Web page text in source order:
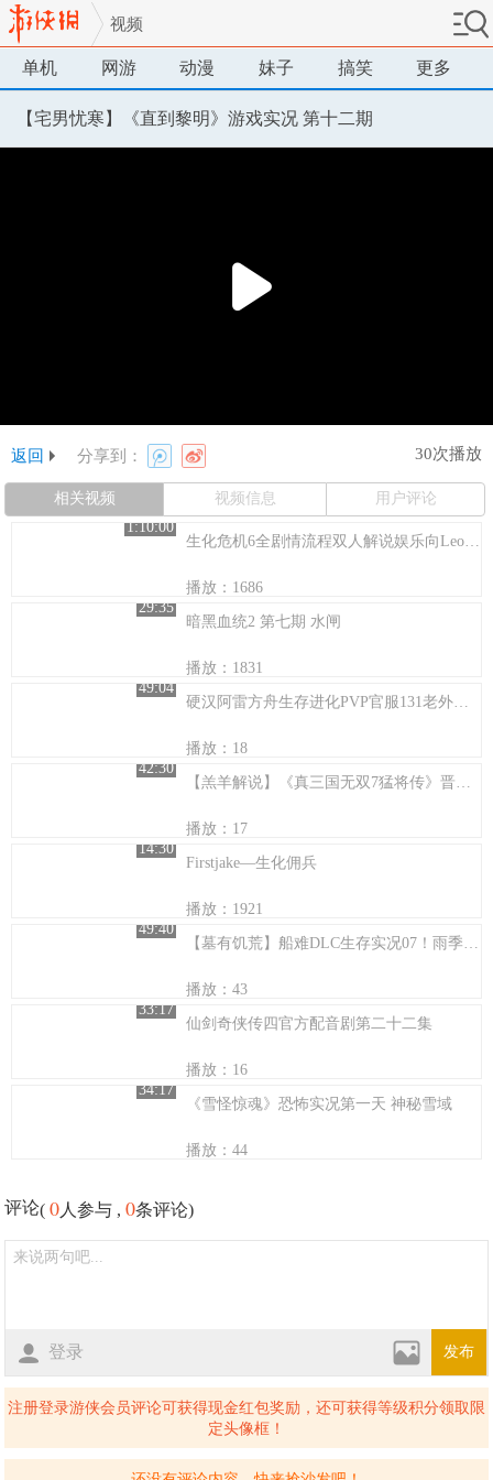
视频
单机 网游 动漫 妹子 搞笑 更多
【宅男忧寒】《直到黎明》游戏实况 第十二期
返回 分享到： 30次播放
相关视频 视频信息
用户评论
1:10:00
生化危机6全剧情流程双人解说娱乐向Leon篇第五章
播放：1686
29:35
暗黑血统2 第七期 水闸
播放：1831
49:04
硬汉阿雷方舟生存进化PVP官服131老外又想求和
播放：18
42:30
【羔羊解说】《真三国无双7猛将传》晋传 01
播放：17
14:30
Firstjake—生化佣兵
播放：1921
49:40
【墓有饥荒】船难DLC生存实况07！雨季来临！
播放：43
33:17
仙剑奇侠传四官方配音剧第二十二集
播放：16
34:17
《雪怪惊魂》恐怖实况第一天 神秘雪域
播放：44
评论(0 人参与 ,0条评论)
登录 发布
注册登录游侠会员评论可获得现金红包奖励，还可获得等级积分领取限
定头像框！